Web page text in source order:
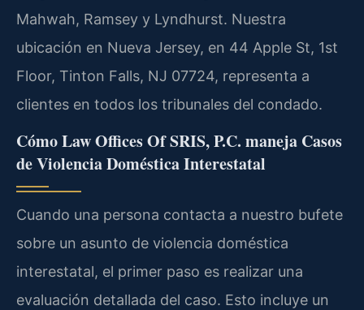
Mahwah, Ramsey y Lyndhurst. Nuestra
ubicación en Nueva Jersey, en 44 Apple St, 1st
Floor, Tinton Falls, NJ 07724, representa a
clientes en todos los tribunales del condado.
Cómo Law Offices Of SRIS, P.C. maneja Casos
de Violencia Doméstica Interestatal
Cuando una persona contacta a nuestro bufete
sobre un asunto de violencia doméstica
interestatal, el primer paso es realizar una
evaluación detallada del caso. Esto incluye un